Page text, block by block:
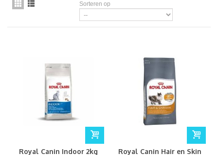
Sorteren op
Royal Canin Indoor 2kg
Royal Canin Hair en Skin